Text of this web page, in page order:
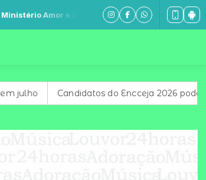
- És a Escolhida
do Encceja 2026 podem consultar o